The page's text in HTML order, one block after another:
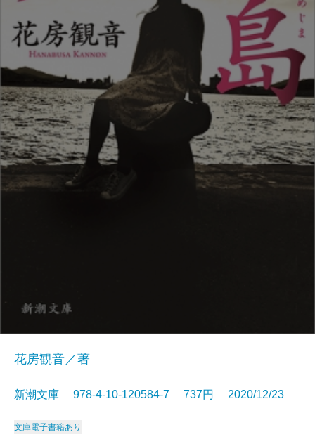
花房観音／著
新潮文庫 978-4-10-120584-7 737円 2020/12/23
文庫電子書籍あり